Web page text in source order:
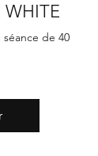
WHITE
de 40